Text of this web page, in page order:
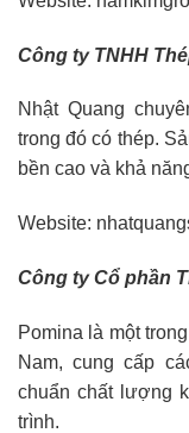
Công ty TNHH
Nhật Quang
trong đó có thép.
bền cao và khả
Website:
Công ty Cổ phần
Pomina là một
Nam, cung cấp
chuẩn chất lượng
trình.